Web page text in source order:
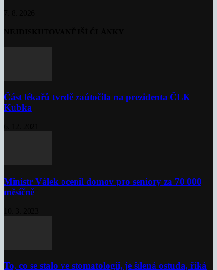
Část lékařů tvrdě zaútočila na prezidenta ČLK
Kubka
Ministr Válek ocenil domov pro seniory za 70 000
měsíčně
To, co se stalo ve stomatologii, je šílená ostuda, říká